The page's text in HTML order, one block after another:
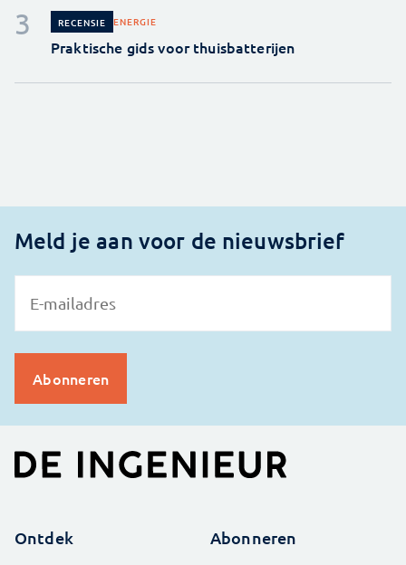
RECENSIE ENERGIE
Praktische gids voor thuisbatterijen
Meld je aan voor de nieuwsbrief
Ontdek Abonneren